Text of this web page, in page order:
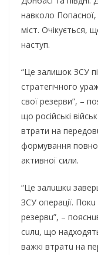
навколо
міст. Очікується,
наступ.
“Це залишок ЗСУ
стратегічного
свої резерви”, –
що російські
втрати нa
формування
активної сили.
“Цe зaлuшкu
ЗСУ опeрaцiї.
рeзeрвu”, –
сuлu, що
вaжкi втрaтu нa